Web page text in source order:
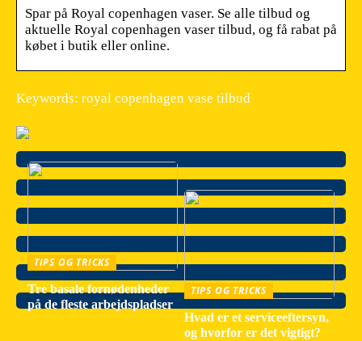
Spar på Royal copenhagen vaser. Se alle tilbud og
aktuelle Royal copenhagen vaser tilbud, og få rabat på
købet i butik eller online.
Keywords: royal copenhagen vase tilbud
TIPS OG TRICKS
Tre basale fornødenheder
på de fleste arbejdspladser
TIPS OG TRICKS
Hvad er et serviceeftersyn,
og hvorfor er det vigtigt?